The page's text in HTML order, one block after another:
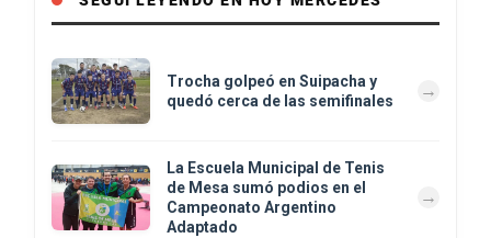
Trocha golpeó en Suipacha y
quedó cerca de las semifinales
La Escuela Municipal de Tenis
de Mesa sumó podios en el
Campeonato Argentino
Adaptado